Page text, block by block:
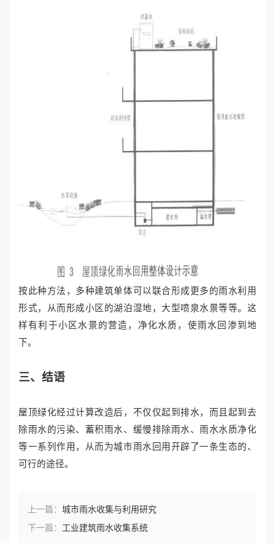
按此种方法，多种建筑单体可以联合形成更多的雨水利用
形式，从而形成小区的湖泊湿地，大型喷泉水景等等。这
样有利于小区水景的营造，净化水质，使雨水回渗到地
下。
三、结语
屋顶绿化经过计算改造后，不仅仅起到排水，而且起到去
除雨水的污染、蓄积雨水、缓慢排除雨水、雨水水质净化
等一系列作用，从而为城市雨水回用开辟了一条生态的、
可行的途径。
上一篇： 城市雨水收集与利用研究
下一篇： 工业建筑雨水收集系统